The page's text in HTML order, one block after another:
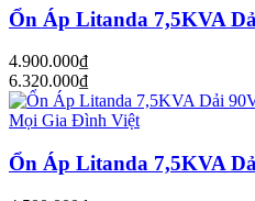
Ổn Áp Litanda 7,5KVA
4.900.000₫
6.320.000₫
Ổn Áp Litanda 7,5KVA